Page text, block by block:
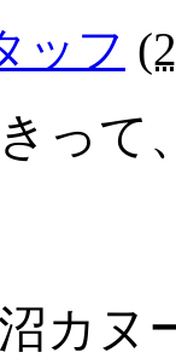
ッフ (
って
カヌ